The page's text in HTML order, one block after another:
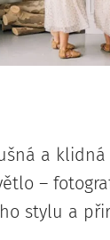
a
–
stylu a